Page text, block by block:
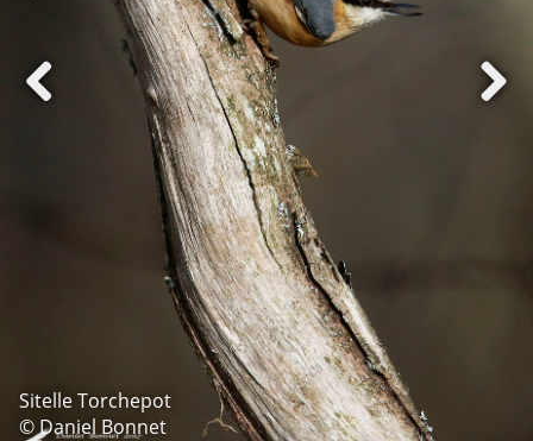
Sitelle Torchepot
© Daniel Bonnet